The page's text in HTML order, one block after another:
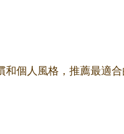
個人風格，推薦最適合